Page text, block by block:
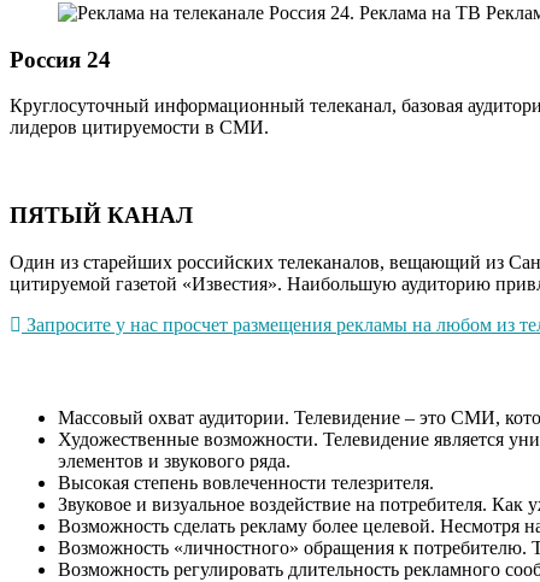
Россия 24
Круглосуточный информационный телеканал, базовая
лидеров цитируемости в СМИ.
ПЯТЫЙ КАНАЛ
Один из старейших российских телеканалов, вещающий из
цитируемой газетой «Известия». Наибольшую аудиторию
Запросите у нас просчет размещения рекламы на любом из
Массовый охват аудитории. Телевидение – это СМИ,
Художественные возможности. Телевидение является
элементов и звукового ряда.
Высокая степень вовлеченности телезрителя.
Звуковое и визуальное воздействие на потребителя.
Возможность сделать рекламу более целевой. Несмотря
Возможность «личностного» обращения к потребителю.
Возможность регулировать длительность рекламного